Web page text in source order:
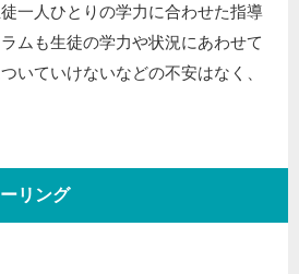
一人ひとりの学力に合わせた指導
ムも生徒の学力や状況にあわせて
いていけないなどの不安はなく、
リング